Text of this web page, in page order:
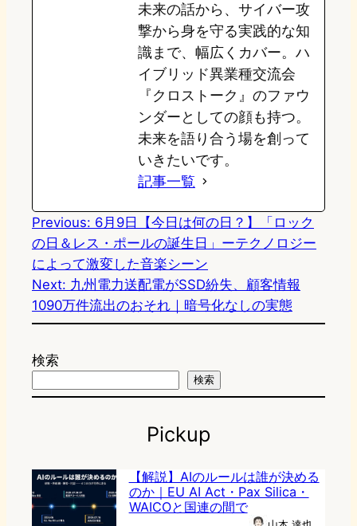
未来の話から、サイバー攻
撃から身を守る実践的な知
識まで、幅広くカバー。ハ
イブリッド異業種交流会
『クロストーク』のファウ
ンダーとしての顔も持つ。
未来を語り合う場を創って
いきたいです。
記事一覧
Previous: 6月9日【今日は何の日？】「ロック
の日＆レス・ポールの誕生日」ーテクノロジー
によって激変した音楽シーン
Next: 九州電力送配電がSSD紛失、顧客情報
1090万件流出のおそれ｜暗号化なしの実態
検索
検索
Pickup
【解説】AIのルールは誰が決める
のか｜EU AI Act・Pax Silica・
WAICOと国連の間で